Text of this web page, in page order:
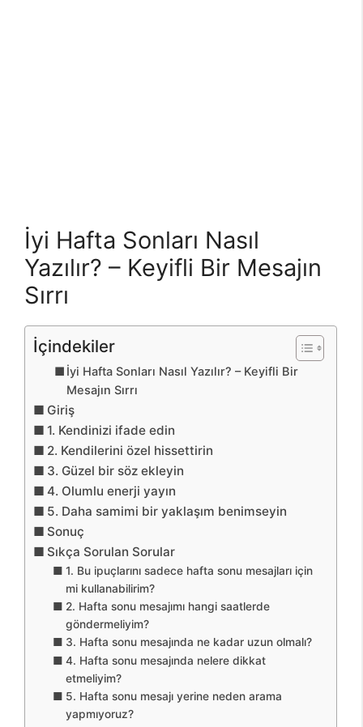
İyi Hafta Sonları Nasıl
Yazılır? – Keyifli Bir Mesajın
Sırrı
İçindekiler
İyi Hafta Sonları Nasıl Yazılır? – Keyifli Bir
Mesajın Sırrı
Giriş
1. Kendinizi ifade edin
2. Kendilerini özel hissettirin
3. Güzel bir söz ekleyin
4. Olumlu enerji yayın
5. Daha samimi bir yaklaşım benimseyin
Sonuç
Sıkça Sorulan Sorular
1. Bu ipuçlarını sadece hafta sonu mesajları için
mi kullanabilirim?
2. Hafta sonu mesajımı hangi saatlerde
göndermeliyim?
3. Hafta sonu mesajında ne kadar uzun olmalı?
4. Hafta sonu mesajında nelere dikkat
etmeliyim?
5. Hafta sonu mesajı yerine neden arama
yapmıyoruz?